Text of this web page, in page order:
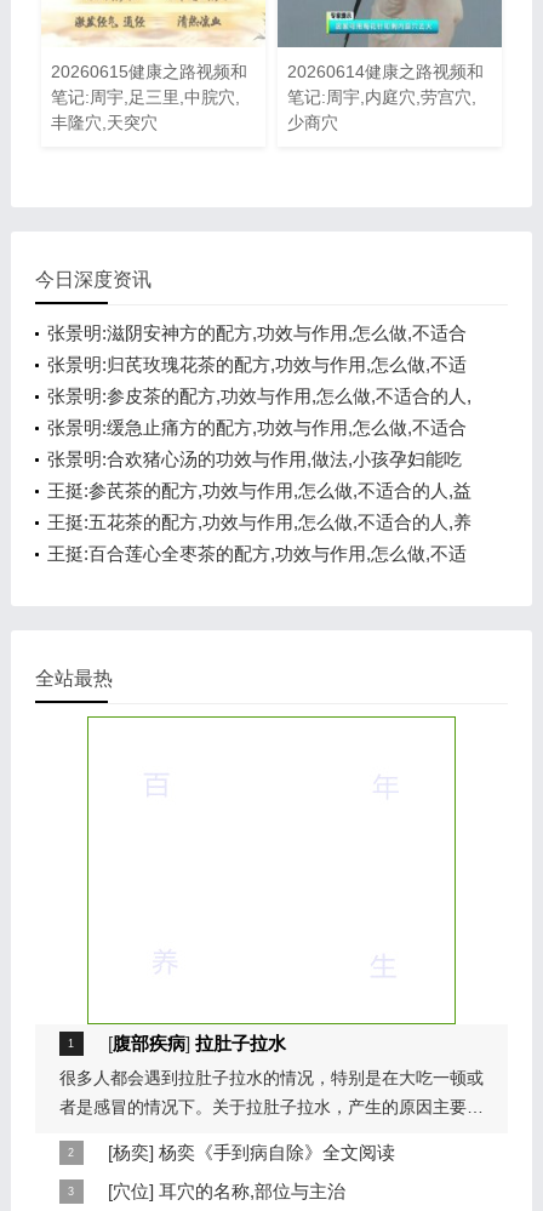
20260615健康之路视频和
笔记:周宇,足三里,中脘穴,
丰隆穴,天突穴
20260614健康之路视频和
笔记:周宇,内庭穴,劳宫穴,
少商穴
今日深度资讯
张景明:滋阴安神方的配方,功效与作用,怎么做,不适合
的人,悦心安神
张景明:归芪玫瑰花茶的配方,功效与作用,怎么做,不适
合的人,补气养血
张景明:参皮茶的配方,功效与作用,怎么做,不适合的人,
健脾开胃
张景明:缓急止痛方的配方,功效与作用,怎么做,不适合
的人,化痰醒神
张景明:合欢猪心汤的功效与作用,做法,小孩孕妇能吃
吗,悦心安神
王挺:参芪茶的配方,功效与作用,怎么做,不适合的人,益
气温阳
王挺:五花茶的配方,功效与作用,怎么做,不适合的人,养
心安神
王挺:百合莲心全枣茶的配方,功效与作用,怎么做,不适
全站最热
[腹部疾病] 拉肚子拉水
很多人都会遇到拉肚子拉水的情况，特别是在大吃一顿或
者是感冒的情况下。关于拉肚子拉水，产生的原因主要是
因为饮食问题，或者是因为肠胃问题。本页包...
[杨奕] 杨奕《手到病自除》全文阅读
本页提供杨奕手到病自除全文阅读。包括完整目录、共计
[穴位] 耳穴的名称,部位与主治